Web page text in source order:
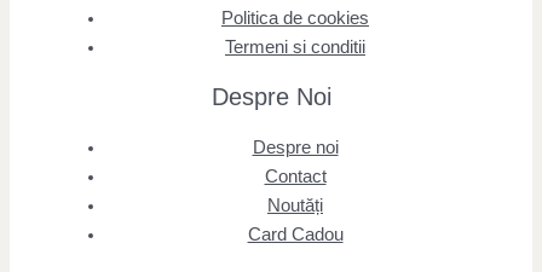
Politica de cookies
Termeni si conditii
Despre Noi
Despre noi
Contact
Noutăți
Card Cadou